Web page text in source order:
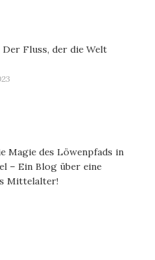
Der Fluss, der die Welt
Magie des Löwenpfads in
– Ein Blog über eine
Mittelalter!